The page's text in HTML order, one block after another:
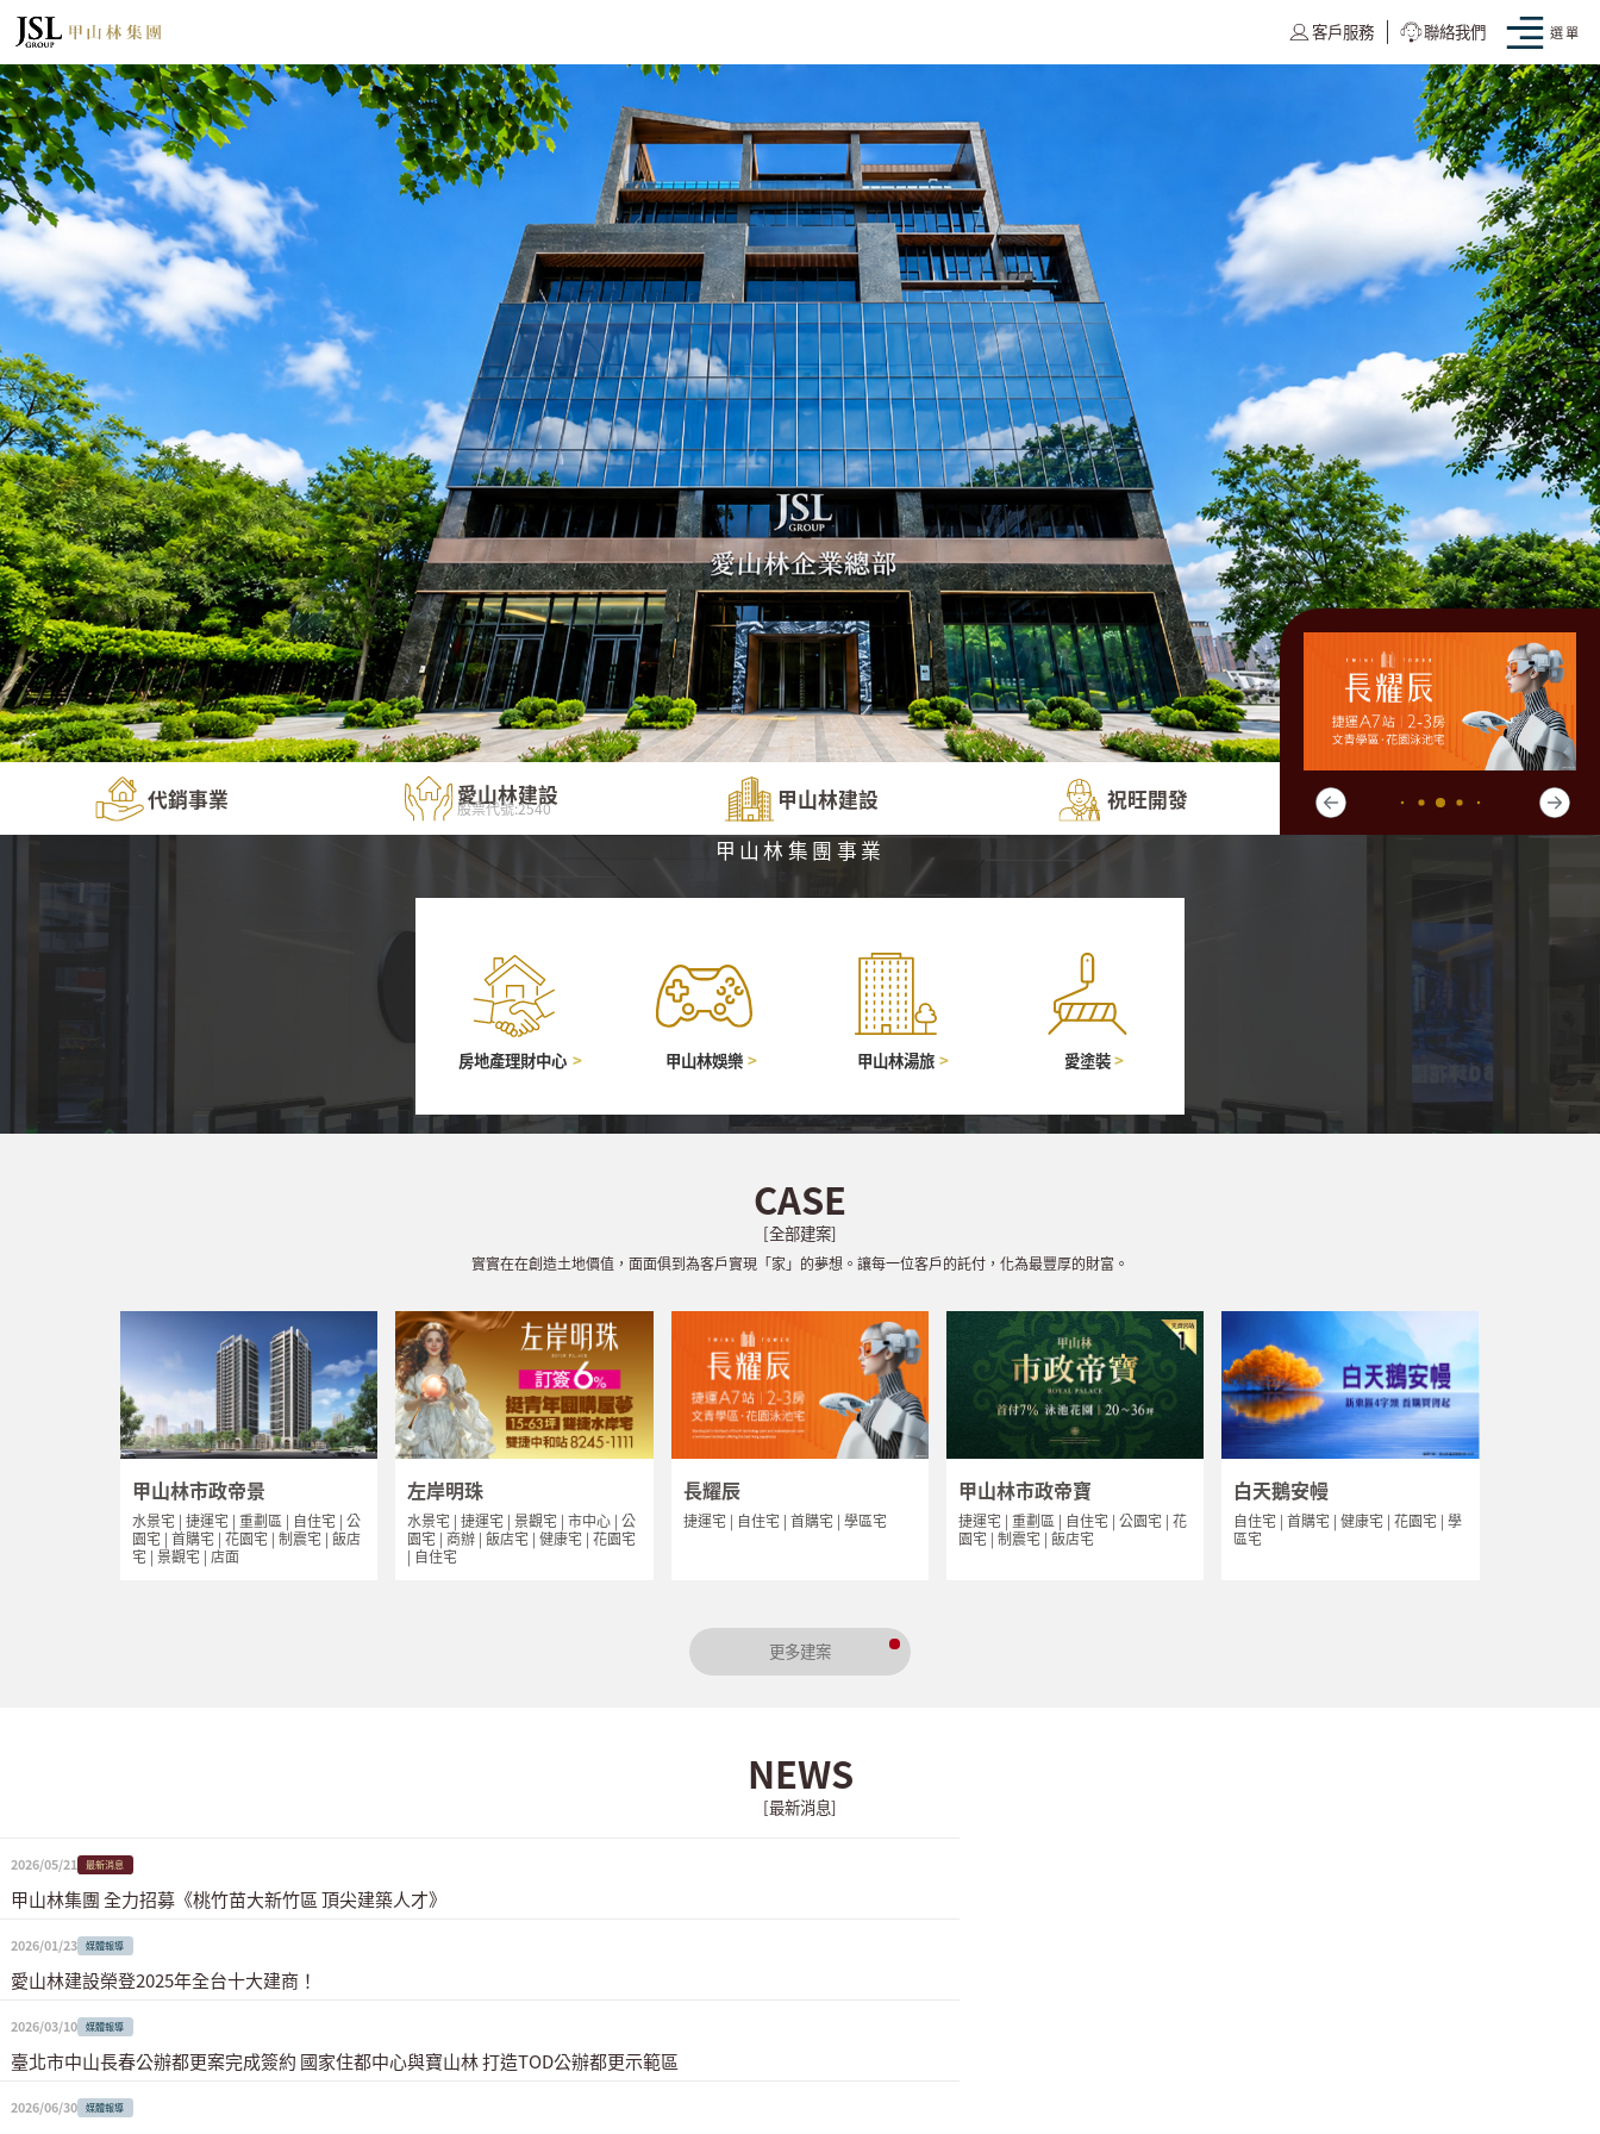
客戶服務 聯絡我們
代銷事業 愛山林建設
股票代號:2540 甲山林建設
祝旺開發
甲山林集團事業
房地產理財中心 甲山林娛樂 甲山林湯旅 愛塗裝
CASE
[全部建案]
實實在在創造土地價值，面面俱到為客戶實現「家」的夢想。讓每一位客戶的託付，化為最豐厚的財富。
甲山林市政帝景
水景宅 | 捷運宅 | 重劃區 | 自住宅 | 公
園宅 | 首購宅 | 花園宅 | 制震宅 | 飯店
宅 | 景觀宅 | 店面
左岸明珠
水景宅 | 捷運宅 | 景觀宅 | 市中心 | 公
園宅 | 商辦 | 飯店宅 | 健康宅 | 花園宅
| 自住宅
長耀辰
捷運宅 | 自住宅 | 首購宅 | 學區宅
甲山林市政帝寶
捷運宅 | 重劃區 | 自住宅 | 公園宅 | 花
園宅 | 制震宅 | 飯店宅
白天鵝安幔
自住宅 | 首購宅 | 健康宅 | 花園宅 | 學
區宅
更多建案
NEWS
[最新消息]
2026/05/21 最新消息
甲山林集團 全力招募《桃竹苗大新竹區 頂尖建築人才》
2026/01/23 媒體報導
愛山林建設榮登2025年全台十大建商！
2026/03/10 媒體報導
臺北市中山長春公辦都更案完成簽約 國家住都中心與寶山林 打造TOD公辦都更示範區
2026/06/30 媒體報導